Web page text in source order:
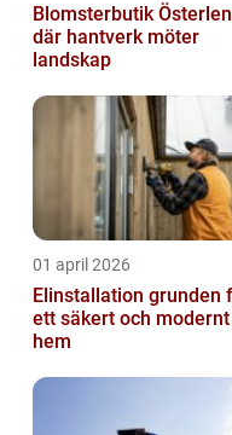
Blomsterbutik Österlen
där hantverk möter
landskap
01 april 2026
Elinstallation grunden för
ett säkert och modernt
hem